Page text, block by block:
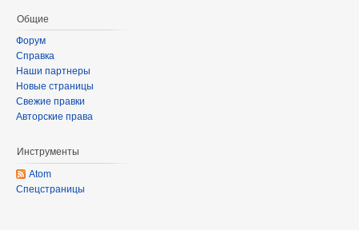
Общие
Форум
Справка
Наши партнеры
Новые страницы
Свежие правки
Авторские права
Инструменты
Atom
Спецстраницы